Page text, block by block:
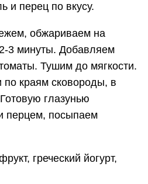
и перец по вкусу.
обжариваем на
3 минуты. Добавляем
Тушим до мягкости.
краям сковороды, в
глазунью
перцем, посыпаем
греческий йогурт,